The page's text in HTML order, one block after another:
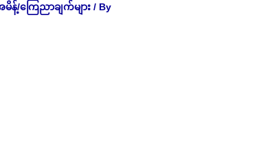
န့်/ကြေညာချက်များ / By